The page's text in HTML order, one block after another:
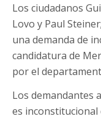
Los ciudadanos
Lovo y Paul
una demanda de
candidatura de
por el
Los demandantes
es